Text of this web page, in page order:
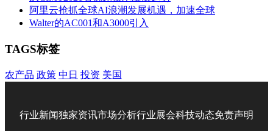
阿里云抢抓全球AI浪潮发展机遇，加速全球
Walter的AC001和A3000引入
TAGS标签
农产品 政策 中日 投资 美国
行业新闻独家资讯市场分析行业展会科技动态免责声明